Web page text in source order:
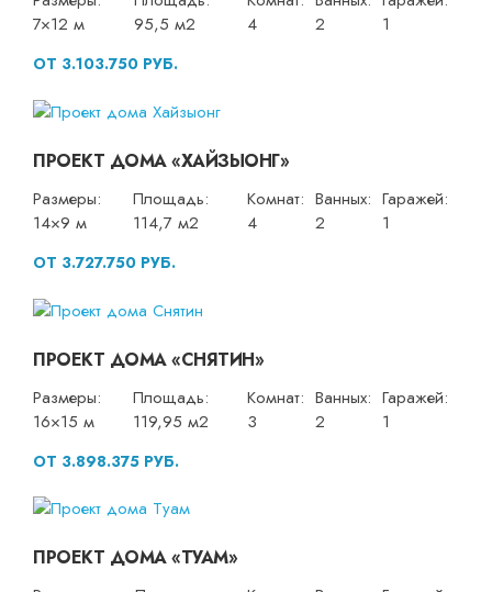
7×12 м
95,5 м2
4
2
1
ОТ 3.103.750 РУБ.
ПРОЕКТ ДОМА «ХАЙЗЫОНГ»
Размеры:
14×9 м
Площадь:
114,7 м2
Комнат:
4
Ванных:
2
Гаражей:
1
ОТ 3.727.750 РУБ.
ПРОЕКТ ДОМА «СНЯТИН»
Размеры:
16×15 м
Площадь:
119,95 м2
Комнат:
3
Ванных:
2
Гаражей:
1
ОТ 3.898.375 РУБ.
ПРОЕКТ ДОМА «ТУАМ»